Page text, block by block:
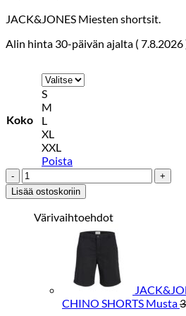
oli:
on:
JACK&JONES Miesten shortsit.
Alin hinta 30-päivän ajalta ( 7.8.2026
Koko
S
M
L
XL
XXL
Poista
JACK&JONES
JPSTAGE
VANCE
CHINO
Lisää ostoskoriin
Värivaihtoehdot
CHINO SHORTS Musta